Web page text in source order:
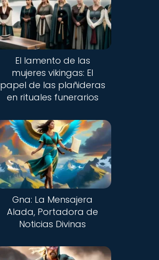
El lamento de las
mujeres vikingas: El
papel de las plañideras
en rituales funerarios
Gna: La Mensajera
Alada, Portadora de
Noticias Divinas